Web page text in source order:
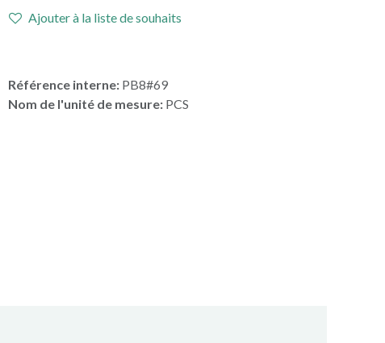
Ajouter à la liste de souhaits
Référence interne: PB8#69
Nom de l'unité de mesure: PCS